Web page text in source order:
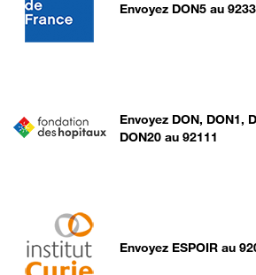
Envoyez DON5 au
Envoyez DON, DON1,
DON20 au 92111
Envoyez ESPOIR au